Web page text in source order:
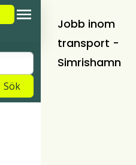
Sök
Jobb inom
transport -
Simrishamn